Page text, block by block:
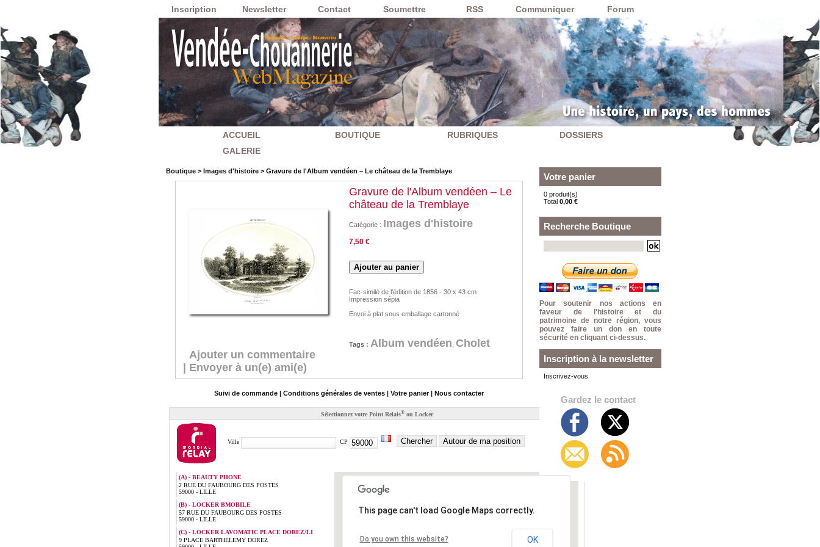
Inscription Newsletter Contact Soumettre RSS Communiquer Forum
ACCUEIL BOUTIQUE RUBRIQUES
DOSSIERS
GALERIE
Boutique > Images d'histoire > Gravure de l'Album vendéen – Le château de la Tremblaye
Ajouter un commentaire
Envoyer à un(e) ami(e)
Gravure de l'Album vendéen – Le
château de la Tremblaye
Catégorie : Images d'histoire
7,50 €
Fac-similé de l'édition de 1856 - 30 x 43 cm
Impression sépia
Envoi à plat sous emballage cartonné
Tags : Album vendéen Cholet
Suivi de commande | Conditions générales de ventes | Votre panier | Nous contacter
Sélectionnez votre Point Relais® ou Locker
Ville CP Chercher Autour de ma position
This page can't load Google Maps correctly.
Do you own this website? OK
(A) - BEAUTY PHONE
2 RUE DU FAUBOURG DES POSTES
59000 - LILLE
(B) - LOCKER BMOBILE
57 RUE DU FAUBOURG DES POSTES
59000 - LILLE
(C) - LOCKER LAVOMATIC PLACE DOREZ/LI
9 PLACE BARTHELEMY DOREZ
Votre panier
0 produit(s)
Total 0,00 €
Recherche Boutique
Pour soutenir nos actions en
faveur de l'histoire et du
patrimoine de notre région, vous
pouvez faire un don en toute
sécurité en cliquant ci-dessus.
Inscription à la newsletter
Inscrivez-vous
Gardez le contact